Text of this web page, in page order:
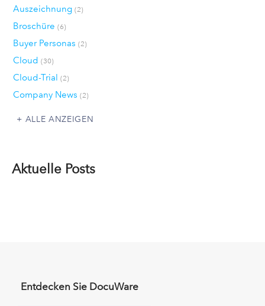
Auszeichnung (2)
Broschüre (6)
Buyer Personas (2)
Cloud (30)
Cloud-Trial (2)
Company News (2)
ALLE ANZEIGEN
Aktuelle Posts
Entdecken Sie DocuWare